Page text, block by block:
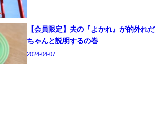
【会員限定】夫の『よかれ』が的外れ
ちゃんと説明するの巻
2024-04-07